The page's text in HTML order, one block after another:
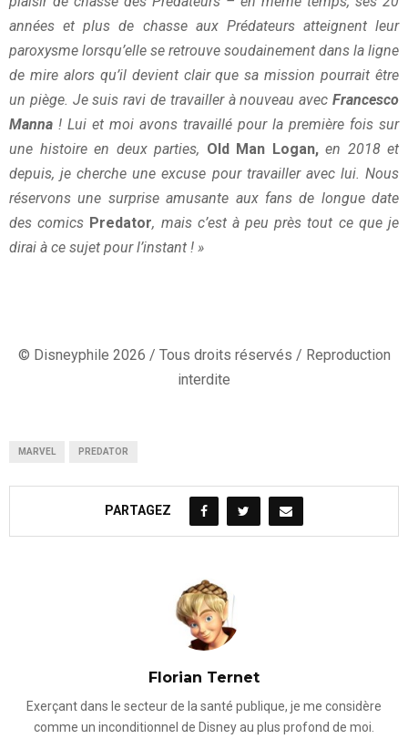
années et plus de chasse aux Prédateurs atteignent leur
paroxysme lorsqu’elle se retrouve soudainement dans la ligne
de mire alors qu’il devient clair que sa mission pourrait être
un piège. Je suis ravi de travailler à nouveau avec Francesco
Manna ! Lui et moi avons travaillé pour la première fois sur
une histoire en deux parties, Old Man Logan, en 2018 et
depuis, je cherche une excuse pour travailler avec lui. Nous
réservons une surprise amusante aux fans de longue date
des comics Predator, mais c’est à peu près tout ce que je
dirai à ce sujet pour l’instant ! »
© Disneyphile 2026 / Tous droits réservés / Reproduction
interdite
MARVEL PREDATOR
PARTAGEZ
Florian Ternet
Exerçant dans le secteur de la santé publique, je me considère
comme un inconditionnel de Disney au plus profond de moi.